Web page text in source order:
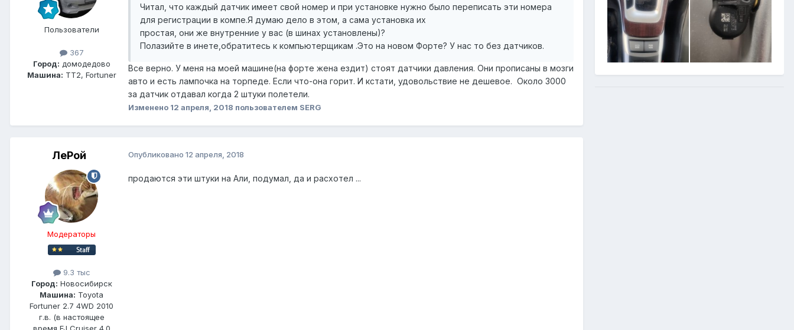
Пользователи
367
Город: домодедово
Машина: TT2, Fortuner
Читал, что каждый датчик имеет свой номер и при установке нужно было переписать эти номера
для регистрации в компе.Я думаю дело в этом, а сама установка их
простая, они же внутренние у вас (в шинах установлены)?
Полазийте в инете,обратитесь к компьютерщикам .Это на новом Форте? У нас то без датчиков.
Все верно. У меня на моей машине(на форте жена ездит) стоят датчики давления. Они прописаны в мозги
авто и есть лампочка на торпеде. Если что-она горит. И кстати, удовольствие не дешевое. Около 3000
за датчик отдавал когда 2 штуки полетели.
Изменено 12 апреля, 2018 пользователем SERG
ЛеРой
Модераторы
9.3 тыс
Город: Новосибирск
Машина: Toyota
Fortuner 2.7 4WD 2010
г.в. (в настоящее
время FJ Cruiser 4.0
Опубликовано 12 апреля, 2018
продаются эти штуки на Али, подумал, да и расхотел ...